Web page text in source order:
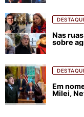
Nas
sobre
Em
Milei,